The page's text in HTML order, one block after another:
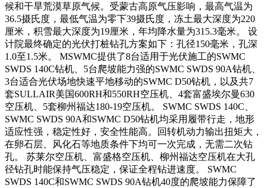
候和干旱荒漠草原气候。受蒙古高原气压影响，最高气温为
36.5摄氏度，最低气温为零下39摄氏度，冻土最大深度为220
厘米，积雪最大深度为19厘米，年均降水量为315.3毫米。 设
计院最终确定的光伏打桩钻孔方案如下：孔径150毫米，孔深
1.0至1.5米。 MSWMC提供了8台适用于光伏施工的SWMC
SWDS 140C钻机、5台爬坡能力强的SWMC SWDS 90A钻机、
3台适合光伏场地快速平地移动的SWMC D50钻机，以及共7
套SULLAIR美国600RH和550RH空压机、4套富盛埃尔曼630
空压机、5套柳州福达180-19空压机。 SWMC SWDS 140C、
SWMC SWDS 90A和SWMC D50钻机均采用履带行走，地形
适应性强，稳定性好，安全性能高。回转机动力输出扭矩大，
在卵石层、风化石等地质条件下均可一次完成，无需二次钻
孔。 苏莱尔空压机、富盛格空压机、柳州福达空压机在大孔
径钻孔时能保持气压稳定，保证全程钻进速度。 SWMC
SWDS 140C和SWMC SWDS 90A钻机40度的爬坡能力保障了